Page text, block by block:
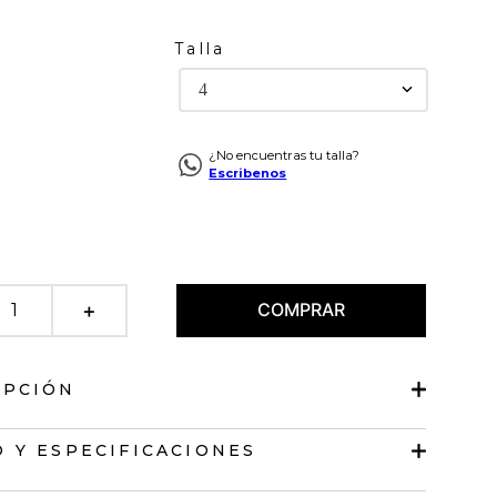
Talla
4
¿No encuentras tu talla?
Escribenos
＋ COMPRAR
tono
Y ESPECIFICACIONES